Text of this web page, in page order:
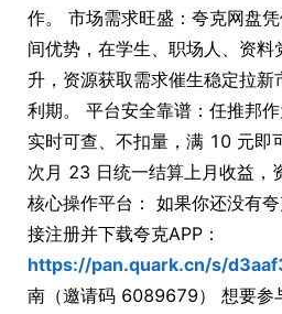
作。 市场需求旺盛：夸克网盘
间优势，在学生、职场人、资料
升，资源获取需求催生稳定拉
利期。 平台安全靠谱：任推邦
实时可查、不扣量，满 10 元即
次月 23 日统一结算上月收益，
核心操作平台： 如果你还没有
接注册并下载夸克APP：
https://pan.quark.cn/s/
南（邀请码 6089679） 想要参